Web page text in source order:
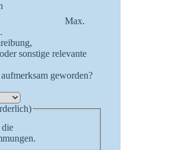
Max.
sonstige relevante
geworden?
die